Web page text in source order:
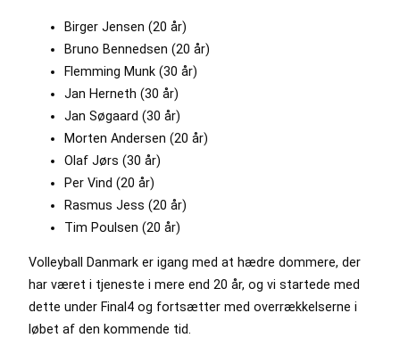
Birger Jensen (20 år)
Bruno Bennedsen (20 år)
Flemming Munk (30 år)
Jan Herneth (30 år)
Jan Søgaard (30 år)
Morten Andersen (20 år)
Olaf Jørs (30 år)
Per Vind (20 år)
Rasmus Jess (20 år)
Tim Poulsen (20 år)
Volleyball Danmark er igang med at hædre dommere, der
har været i tjeneste i mere end 20 år, og vi startede med
dette under Final4 og fortsætter med overrækkelserne i
løbet af den kommende tid.